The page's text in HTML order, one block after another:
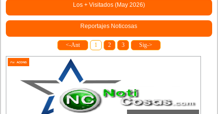
Los + Visitados (May 2026)
Reportajes Noticosas
<-Ant 1 2 3 Sig->
Por:ACONS